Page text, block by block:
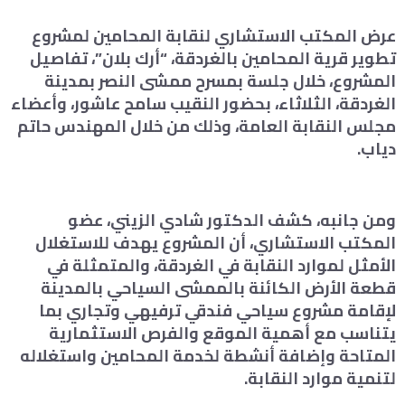
عرض المكتب الاستشاري لنقابة المحامين لمشروع
تطوير قرية المحامين بالغردقة، “أرك بلان”، تفاصيل
المشروع، خلال جلسة بمسرح ممشى النصر بمدينة
الغردقة، الثلاثاء، بحضور النقيب سامح عاشور، وأعضاء
مجلس النقابة العامة، وذلك من خلال المهندس حاتم
دياب.
ومن جانبه، كشف الدكتور شادي الزيني، عضو
المكتب الاستشاري، أن المشروع يهدف للاستغلال
الأمثل لموارد النقابة في الغردقة، والمتمثلة في
قطعة الأرض الكائنة بالممشى السياحي بالمدينة
لإقامة مشروع سياحي فندقي ترفيهي وتجاري بما
يتناسب مع أهمية الموقع والفرص الاستثمارية
المتاحة وإضافة أنشطة لخدمة المحامين واستغلاله
لتنمية موارد النقابة.